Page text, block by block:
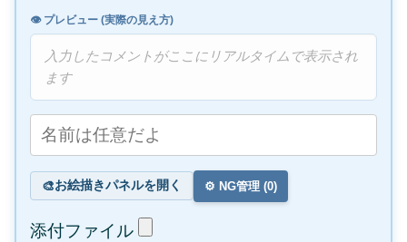
👁️ プレビュー (実際の見え方)
入力したコメントがここにリアルタイムで表示され
ます
🎨お絵描きパネルを開く ⚙️ NG管理 (0)
添付ファイル